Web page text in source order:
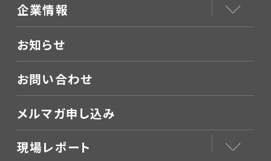
企業情報
お知らせ
お問い合わせ
メルマガ申し込み
現場レポート